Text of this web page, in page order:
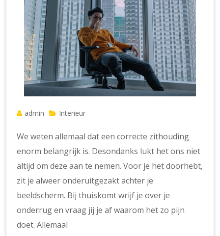
admin Interieur
We weten allemaal dat een correcte zithouding
enorm belangrijk is. Desondanks lukt het ons niet
altijd om deze aan te nemen. Voor je het doorhebt,
zit je alweer onderuitgezakt achter je
beeldscherm. Bij thuiskomt wrijf je over je
onderrug en vraag jij je af waarom het zo pijn
doet. Allemaal